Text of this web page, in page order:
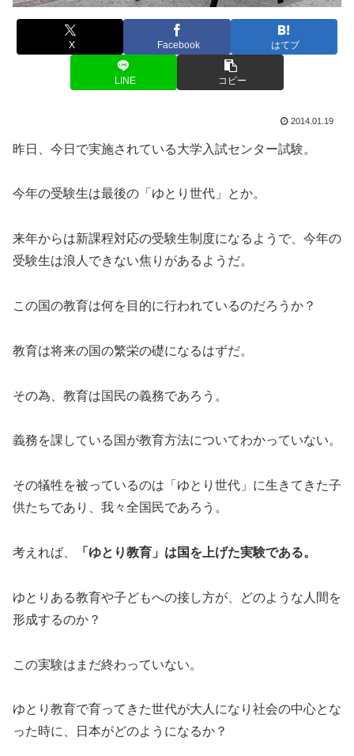
X Facebook はてブ
LINE コピー
2014.01.19
昨日、今日で実施されている大学入試センター試験。
今年の受験生は最後の「ゆとり世代」とか。
来年からは新課程対応の受験生制度になるようで、今年の
受験生は浪人できない焦りがあるようだ。
この国の教育は何を目的に行われているのだろうか？
教育は将来の国の繁栄の礎になるはずだ。
その為、教育は国民の義務であろう。
義務を課している国が教育方法についてわかっていない。
その犠牲を被っているのは「ゆとり世代」に生きてきた子
供たちであり、我々全国民であろう。
考えれば、 「ゆとり教育」は国を上げた実験である。
ゆとりある教育や子どもへの接し方が、どのような人間を
形成するのか？
この実験はまだ終わっていない。
ゆとり教育で育ってきた世代が大人になり社会の中心とな
った時に、日本がどのようになるか？